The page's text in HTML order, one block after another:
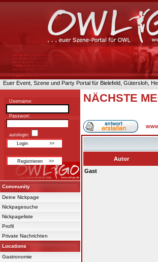
Euer Event, Szene und Party Portal für Bielefeld, Gütersloh,
Username:
Passwort:
autologin:
Community
Deine Nickpage
Nickpagesuche
Nickpageliste
Profil
Private Nachrichten
Locations
Gastronomie
NÄCHSTE
Autor
Gast